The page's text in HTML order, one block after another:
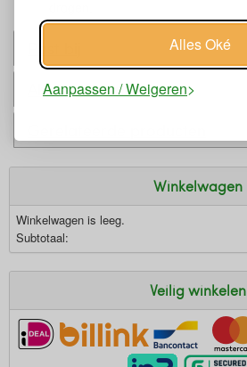
Alles Oké
Aanpassen / Weigeren
Alternatieven
Winkelwagen
Winkelwagen is leeg.
Subtotaal:
Veilig winkelen